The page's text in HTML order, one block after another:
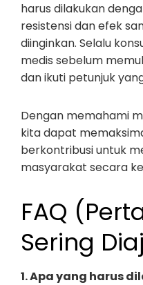
harus dilakukan
resistensi dan efek
diinginkan. Selalu
medis sebelum
dan ikuti petunjuk
Dengan memahami
kita dapat
berkontribusi untuk
masyarakat secara
FAQ
Sering
1. Apa yang harus